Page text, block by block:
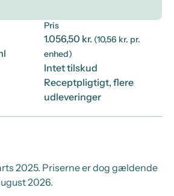
Pris
1.056,50 kr. (10,56 kr. pr.
enhed)
Intet tilskud
Receptpligtigt, flere
udleveringer
2025. Priserne er dog gældende
2026.